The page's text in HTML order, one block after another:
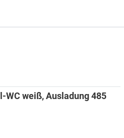
WC weiß, Ausladung 485